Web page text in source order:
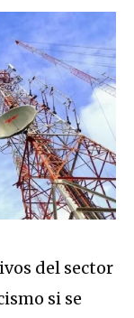
del sector
si se